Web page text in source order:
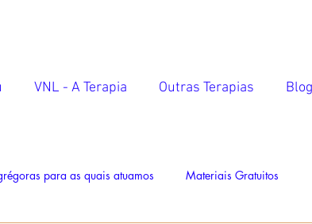
VNL - A Terapia Outras Terapias Blog
para as quais atuamos Materiais Gratuitos